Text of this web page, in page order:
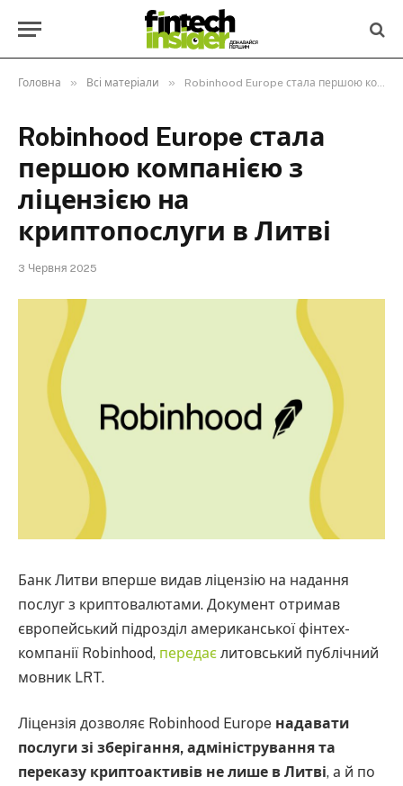
Головна » Всі матеріали » Robinhood Europe стала першою компанією з ліцензією на криптопослуги в Литві
Robinhood Europe стала
першою компанією з
ліцензією на
криптопослуги в Литві
3 Червня 2025
Банк Литви вперше видав ліцензію на надання
послуг з криптовалютами. Документ отримав
європейський підрозділ американської фінтех-
компанії Robinhood, передає литовський публічний
мовник LRT.
Ліцензія дозволяє Robinhood Europe надавати
послуги зі зберігання, адміністрування та
переказу криптоактивів не лише в Литві, а й по